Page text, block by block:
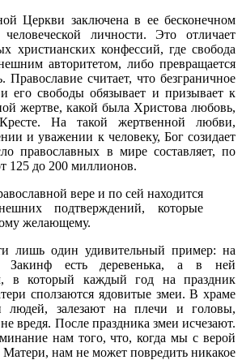
Церкви заключена в ее бесконечном
личности. Это отличает
христианских конфессий, где свобода
авторитетом, либо превращается
Православие считает, что безграничное
его свободы обязывает и призывает к
жертве, какой была Христова любовь,
На такой жертвенной любви,
и уважении к человеку, Бог созидает
православных в мире составляет, по
125 до 200 миллионов.
вере и по сей находится
подтверждений, которые
желающему.
лишь один удивительный пример: на
Закинф есть деревенька, а в ней
в который каждый год на праздник
сползаются ядовитые змеи. В храме
людей, залезают на плечи и головы,
вредя. После праздника змеи исчезают.
нам того, что, когда мы с верой
нам не может повредить никакое